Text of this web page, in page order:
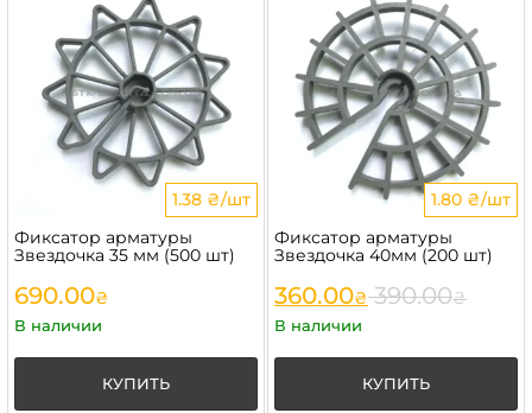
1.38 ₴/шт
Фиксатор арматуры
Звездочка 35 мм (500 шт)
690.00₴
В наличии
КУПИТЬ
1.80 ₴/шт
Фиксатор арматуры
Звездочка 40мм (200 шт)
360.00₴ 390.00₴
В наличии
КУПИТЬ